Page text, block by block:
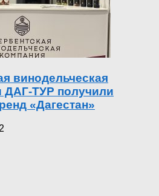
винодельческая
ДАГ-ТУР получили
«Дагестан»